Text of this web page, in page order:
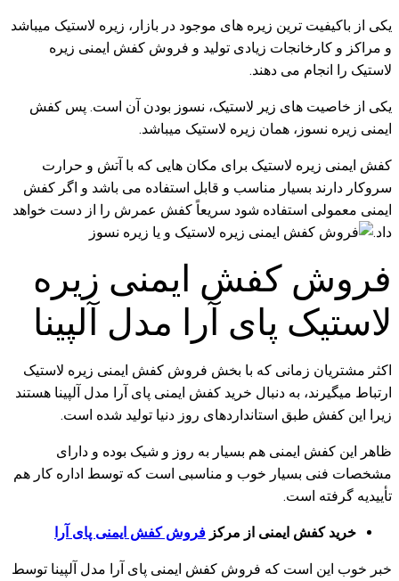
یکی از باکیفیت ترین زیره های موجود در بازار، زیره لاستیک میباشد
و مراکز و کارخانجات زیادی تولید و فروش کفش ایمنی زیره
لاستیک را انجام می دهند.
یکی از خاصیت های زیر لاستیک، نسوز بودن آن است. پس کفش
ایمنی زیره نسوز، همان زیره لاستیک میباشد.
کفش ایمنی زیره لاستیک برای مکان هایی که با آتش و حرارت
سروکار دارند بسیار مناسب و قابل استفاده می باشد و اگر کفش
ایمنی معمولی استفاده شود سریعاً کفش عمرش را از دست خواهد
داد.
فروش کفش ایمنی زیره
لاستیک پای آرا مدل آلپینا
اکثر مشتریان زمانی که با بخش فروش کفش ایمنی زیره لاستیک
ارتباط میگیرند، به دنبال خرید کفش ایمنی پای آرا مدل آلپینا هستند
زیرا این کفش طبق استانداردهای روز دنیا تولید شده است.
ظاهر این کفش ایمنی هم بسیار به روز و شیک بوده و دارای
مشخصات فنی بسیار خوب و مناسبی است که توسط اداره کار هم
تأییدیه گرفته است.
خرید کفش ایمنی از مرکز فروش کفش ایمنی پای آرا
خبر خوب این است که فروش کفش ایمنی پای آرا مدل آلپینا توسط